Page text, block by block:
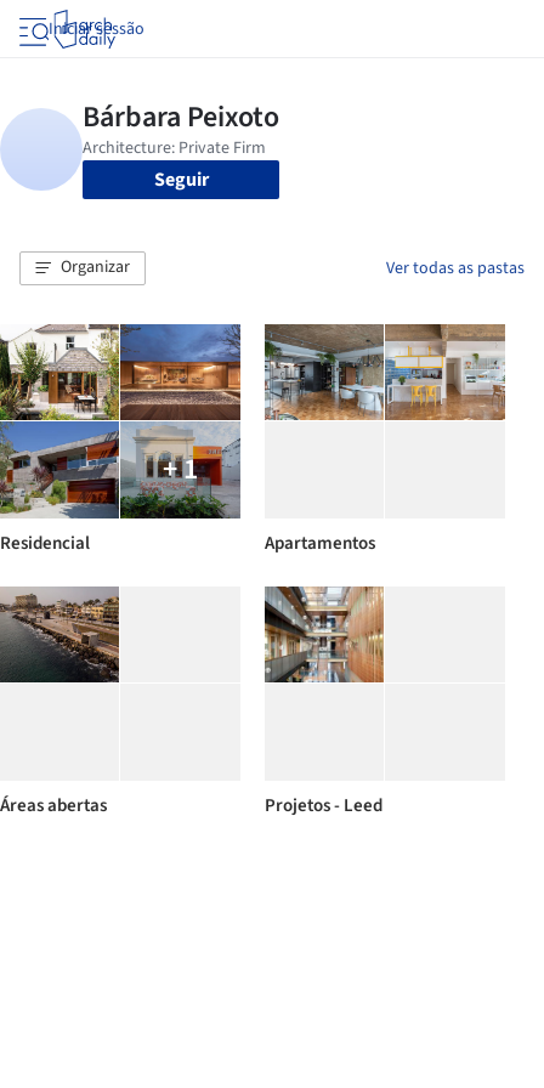
Iniciar sessão
Seguir
Organizar Ver todas as pastas
+ 1
Residencial Apartamentos
Áreas abertas Projetos - Leed